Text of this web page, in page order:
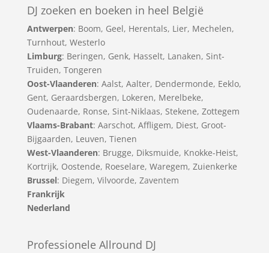
DJ zoeken en boeken in heel België
Antwerpen: Boom, Geel, Herentals, Lier, Mechelen,
Turnhout, Westerlo
Limburg: Beringen, Genk, Hasselt, Lanaken, Sint-
Truiden, Tongeren
Oost-Vlaanderen: Aalst, Aalter, Dendermonde, Eeklo,
Gent, Geraardsbergen, Lokeren, Merelbeke,
Oudenaarde, Ronse, Sint-Niklaas, Stekene, Zottegem
Vlaams-Brabant: Aarschot, Affligem, Diest, Groot-
Bijgaarden, Leuven, Tienen
West-Vlaanderen: Brugge, Diksmuide, Knokke-Heist,
Kortrijk, Oostende, Roeselare, Waregem, Zuienkerke
Brussel: Diegem, Vilvoorde, Zaventem
Frankrijk
Nederland
Professionele Allround DJ